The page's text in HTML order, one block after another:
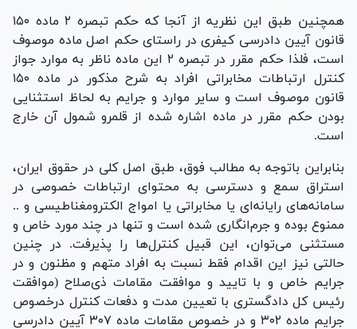
همچنین طبق این نظریه از آنجا که حکم تبصره ۲ ماده ۱۵۰
قانون آیین دادرسی کیفری در راستای حکم اصل ماده موصوف
است، فلذا حکم مقرر در تبصره ۲ این ماده ناظر به موارد جواز
کنترل ارتباطات مخابراتی افراد به شرح مذکور در ماده ۱۵۰
قانون موصوف است و سایر موارد و جرایم به لحاظ استثنایی
بودن حکم مقرر در ماده اشاره شده از قلمرو شمول آن خارج
است.
بنابراین باتوجه به مطالب فوق، طبق اصل کلی در حقوق ایران،
استراق سمع و دسترسی به محتوای ارتباطات خصوصی در
سامانه‌های رایانه‌ای یا مخابراتی یا امواج الکترومغناطیسی و ..
ممنوع بوده و جرم‌انگاری شده است و تنها در چند مورد خاص و
مستثنی می‌توان، این قبیل کنترل‌ها را پذیرفت. در چنین
حالتی نیز این اقدام فقط نسبت به افراد متهم و مظنون و در
جرایم خاص و با تایید و موافقت مقامات ذی‌صلاح (موافقت
رئیس کل دادگستری با تعیین مدت و دفعات کنترل درخصوص
جرایم ماده ۳۰۲ و در خصوص مقامات ماده ۳۰۷ آیین دادرسی